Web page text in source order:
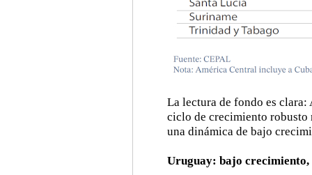
La lectura de fondo es
ciclo de crecimiento robusto
una dinámica de bajo
Uruguay: bajo